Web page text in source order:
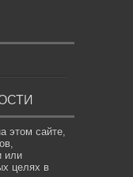
этом сайте,
или
целях в